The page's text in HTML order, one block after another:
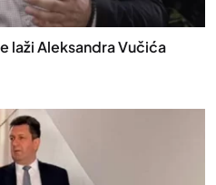
laži Aleksandra Vučića